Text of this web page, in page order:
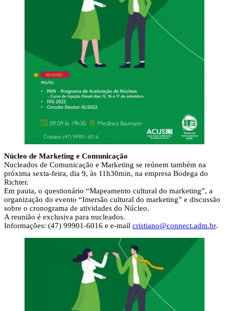
Núcleo de Marketing e Comunicação
Nucleados de Comunicação e Marketing se reúnem também na
próxima sexta-feira, dia 9, às 11h30min, na empresa Bodega do
Richter.
Em pauta, o questionário “Mapeamento cultural do marketing”, a
organização do evento “Imersão cultural do marketing” e discussão
sobre o cronograma de atividades do Núcleo.
A reunião é exclusiva para nucleados.
Informações: (47) 99901-6016 e e-mail cristiano@connect.adm.br.